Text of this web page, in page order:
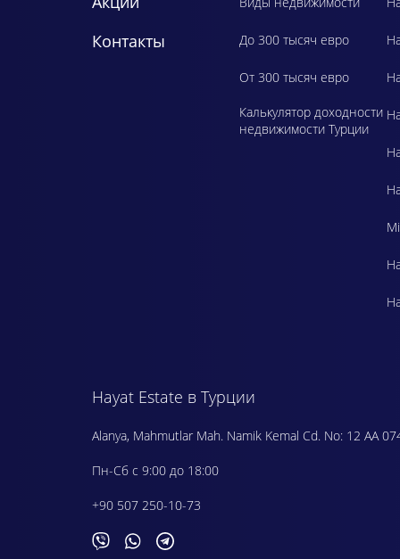
Контакты
До 300 тысяч евро
От 300 тысяч евро
Калькулятор доходности
недвижимости Турции
Hayat Estate в Турции
Alanya, Mahmutlar Mah. Namik Kemal Cd. No: 12 AA
Пн-Сб с 9:00 до 18:00
+90 507 250-10-73